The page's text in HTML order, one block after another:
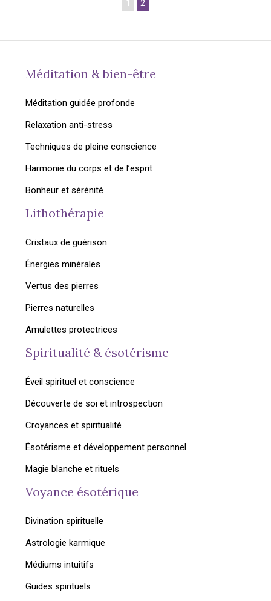
1 2
Méditation & bien-être
Méditation guidée profonde
Relaxation anti-stress
Techniques de pleine conscience
Harmonie du corps et de l’esprit
Bonheur et sérénité
Lithothérapie
Cristaux de guérison
Énergies minérales
Vertus des pierres
Pierres naturelles
Amulettes protectrices
Spiritualité & ésotérisme
Éveil spirituel et conscience
Découverte de soi et introspection
Croyances et spiritualité
Ésotérisme et développement personnel
Magie blanche et rituels
Voyance ésotérique
Divination spirituelle
Astrologie karmique
Médiums intuitifs
Guides spirituels